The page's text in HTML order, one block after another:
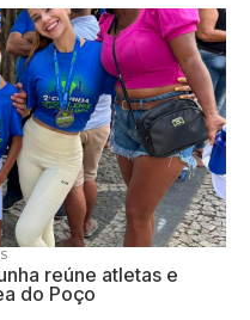
reúne atletas e
do Poço